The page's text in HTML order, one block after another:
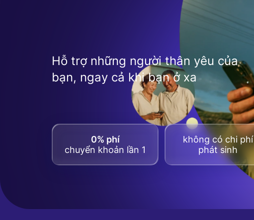
Hỗ trợ những người thân yêu của
bạn, ngay cả khi bạn ở xa
0% phí
chuyển khoản lần 1
không có chi phí
phát sinh